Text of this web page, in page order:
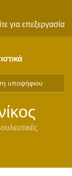
για επεξεργασία